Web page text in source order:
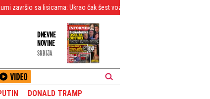
Ukrao čak šest vozila, dva slupao, pa pokušao da pobegne policiji
DNEVNE
NOVINE
SRBIJA
DONALD TRAMP